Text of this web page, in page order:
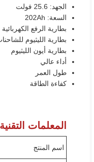
الجهد: 25.6 فولت
السعة: 202Ah
بطارية الرفع الكهربائية
بطارية الليثيوم
بطارية أيون الليثيوم
أداء عالي
طول العمر
كفاءة الطاقة
المعلمات
اسم المنتج